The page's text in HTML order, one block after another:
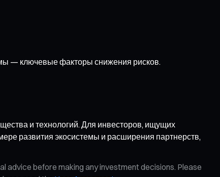
— ключевые факторы снижения рисков.
и технологий. Для инвесторов, ищущих
развития экосистемы и расширения партнерств,
advice before making any investment decisions. Please